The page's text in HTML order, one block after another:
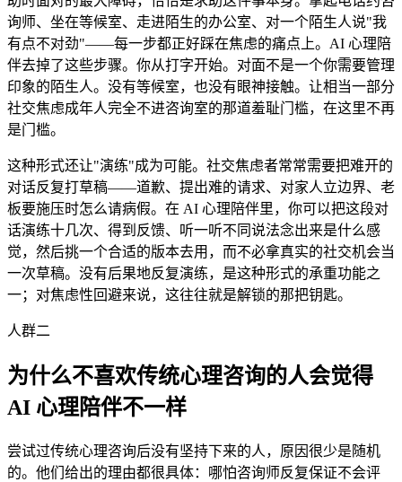
询师、坐在等候室、走进陌生的办公室、对一个陌生人说"我
有点不对劲"——每一步都正好踩在焦虑的痛点上。AI 心理陪
伴去掉了这些步骤。你从打字开始。对面不是一个你需要管理
印象的陌生人。没有等候室，也没有眼神接触。让相当一部分
社交焦虑成年人完全不进咨询室的那道羞耻门槛，在这里不再
是门槛。
这种形式还让"演练"成为可能。社交焦虑者常常需要把难开的
对话反复打草稿——道歉、提出难的请求、对家人立边界、老
板要施压时怎么请病假。在 AI 心理陪伴里，你可以把这段对
话演练十几次、得到反馈、听一听不同说法念出来是什么感
觉，然后挑一个合适的版本去用，而不必拿真实的社交机会当
一次草稿。没有后果地反复演练，是这种形式的承重功能之
一；对焦虑性回避来说，这往往就是解锁的那把钥匙。
人群二
为什么不喜欢传统心理咨询的人会觉得
AI 心理陪伴不一样
尝试过传统心理咨询后没有坚持下来的人，原因很少是随机
的。他们给出的理由都很具体：哪怕咨询师反复保证不会评